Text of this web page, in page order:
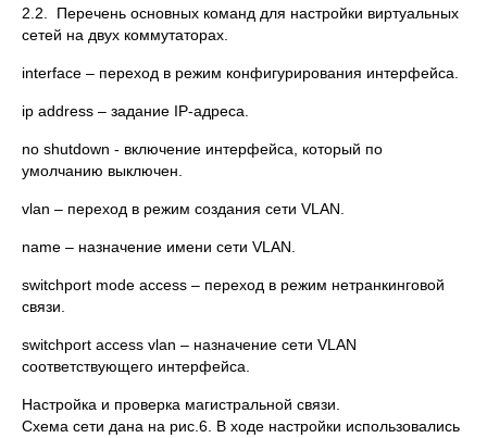
2.2. Перечень основных команд для настройки виртуальных
сетей на двух коммутаторах.
interface – переход в режим конфигурирования интерфейса.
ip address – задание IP-адреса.
no shutdown - включение интерфейса, который по
умолчанию выключен.
vlan – переход в режим создания сети VLAN.
name – назначение имени сети VLAN.
switchport mode access – переход в режим нетранкинговой
связи.
switchport access vlan – назначение сети VLAN
соответствующего интерфейса.
Настройка и проверка магистральной связи.
Схема сети дана на рис.6. В ходе настройки использовались